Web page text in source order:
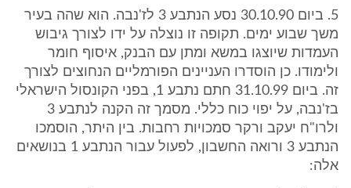
5. ביום 30.10.90 נסע הנתבע 3 לז'נבה. הוא שהה בעיר
משך שבוע ימים. תקופה זו נוצלה על ידו לצורך גיבוש
העמדות שיוצגו במשא ומתן עם הבנק, איסוף חומר
ולימודו. כן הוסדרו העניינים הפורמליים הנחוצים לצורך
זה. ביום 31.10.99 חתם נתבע 1, בפני הקונסול הישראלי
בז'נבה, על יפוי כוח כללי. מסמך זה הקנה לנתבע 3
ולרו"ח יעקב ורקר סמכויות רחבות. בין היתר, הוסמכו
הנתבע 3 ורואה החשבון, לפעול עבור הנתבע 1 בנושאים
אלה: